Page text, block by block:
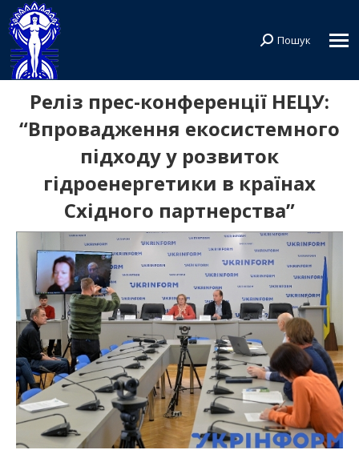
Search:
Пошук
Реліз прес-конференції НЕЦУ:
“Впровадження екосистемного
підходу у розвиток
гідроенергетики в країнах
Східного партнерства”